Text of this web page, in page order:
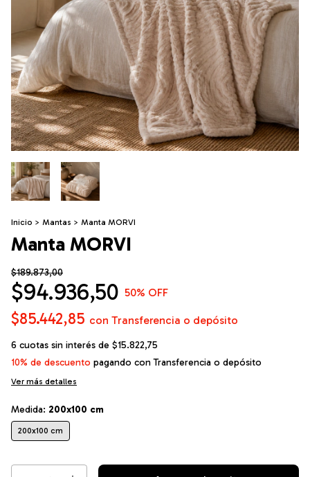
Inicio > Mantas > Manta MORVI
Manta MORVI
$189.873,00
$94.936,50 50% OFF
$85.442,85 con Transferencia o depósito
6 cuotas sin interés de $15.822,75
10% de descuento pagando con Transferencia o depósito
Ver más detalles
Medida: 200x100 cm
200x100 cm